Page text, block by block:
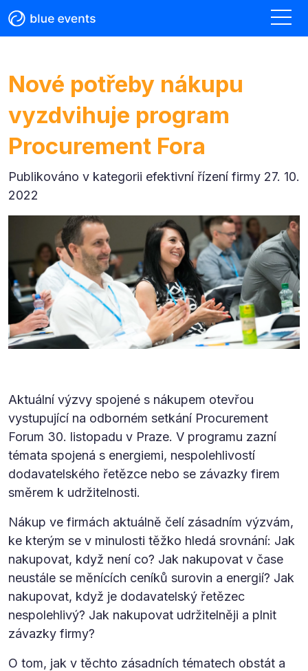
Nové potřeby nákupu
vyzdvihuje program
Procurement Fora
Publikováno v kategorii efektivní řízení firmy 27. 10.
2022
Aktuální výzvy spojené s nákupem otevřou
vystupující na odborném setkání Procurement
Forum 30. listopadu v Praze. V programu zazní
témata spojená s energiemi, nespolehlivostí
dodavatelského řetězce nebo se závazky firem
směrem k udržitelnosti.
Nákup ve firmách aktuálně čelí zásadním výzvám,
ke kterým se v minulosti těžko hledá srovnání: Jak
nakupovat, když není co? Jak nakupovat v čase
neustále se měnících ceníků surovin a energií? Jak
nakupovat, když je dodavatelský řetězec
nespolehlivý? Jak nakupovat udržitelněji a plnit
závazky firmy?
O tom, jak v těchto zásadních tématech obstát a